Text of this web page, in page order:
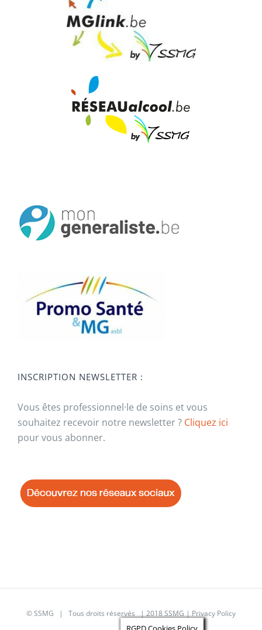
INSCRIPTION NEWSLETTER :
Vous êtes professionnel·le de soins et vous
souhaitez recevoir notre newsletter ? Cliquez ici
pour vous abonner.
© SSMG | Tous droits réservés | 2018 SSMG |Privacy Policy